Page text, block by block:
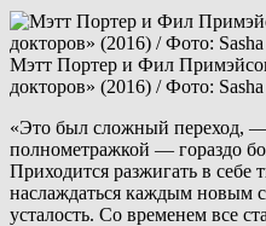
Мэтт Портер и Фил
докторов» (2016) / Фото:
«Это был сложный переход,
полнометражкой — гораздо
Приходится разжигать в себе
наслаждаться каждым новым
усталость. Со временем все